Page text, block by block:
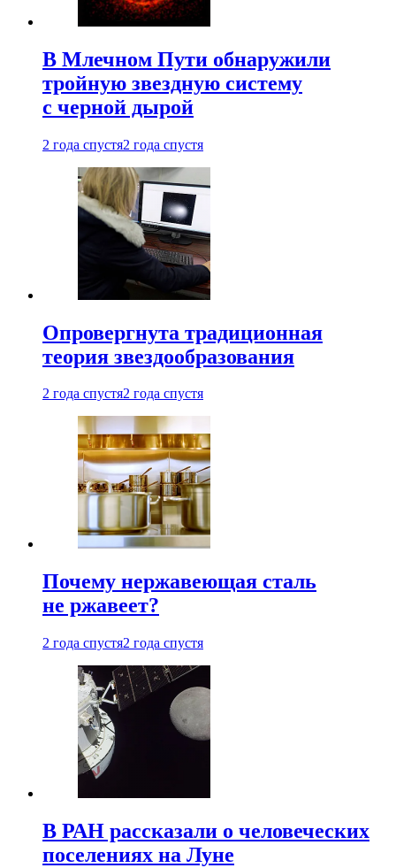
В Млечном Пути обнаружили
тройную звездную систему
с черной дырой
2 года спустя2 года спустя
Опровергнута традиционная
теория звездообразования
2 года спустя2 года спустя
Почему нержавеющая сталь
не ржавеет?
2 года спустя2 года спустя
В РАН рассказали о человеческих
поселениях на Луне